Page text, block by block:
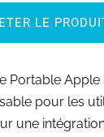
LE
Portable Apple
pour les
une